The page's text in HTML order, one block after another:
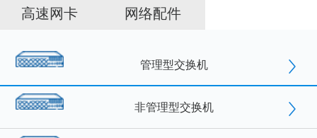
高速网卡 网络配件
管理型交换机
非管理型交换机